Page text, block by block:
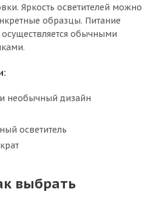
Яркость осветителей можно
образцы. Питание
обычными
необычный дизайн
осветитель
выбрать